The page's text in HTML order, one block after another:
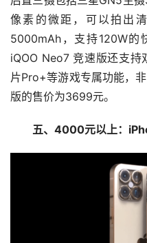
像素的微距，可以拍出
5000mAh，支持120W的
iQOO Neo7 竞速版还支持
片Pro+等游戏专属功能，
版的售价为3699元。
五、4000元以上：